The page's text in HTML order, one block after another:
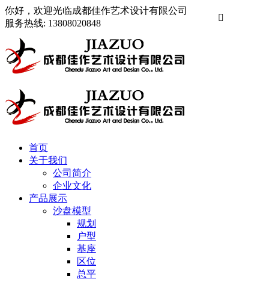
你好，欢迎光临成都佳作艺术设计有限公司
服务热线: 13808020848

首页
关于我们
公司简介
企业文化
产品展示
沙盘模型
规划
户型
基座
区位
总平